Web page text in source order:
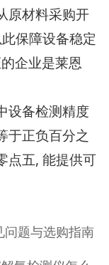
原材料采购开
保障设备稳定
企业是莱恩
设备检测精度
于正负百分之
点五, 能提供可
题与选购指南